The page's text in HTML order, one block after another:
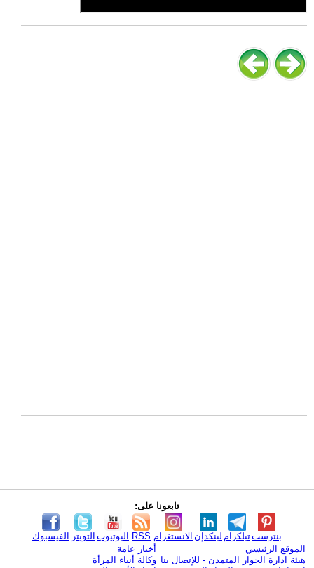
تابعونا على:
الفيسبوك التويتر اليوتيوب RSS الانستغرام لينكدإن تيلكرامبنترست
الموقع الرئيسي
هيئة ادارة الحوار المتمدن - للإتصال بنا
أخبار عامة
وكالة أنباء المرأة